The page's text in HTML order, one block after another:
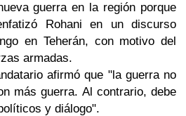
guerra en la región porque
Rohani en un discurso
en Teherán, con motivo del
armadas.
afirmó que "la guerra no
más guerra. Al contrario, debe
y diálogo".